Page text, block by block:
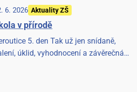
diskotékou.
6. 2026 Aktuality ZŠ
v přírodě
5. den Tak už jen snídaně,
úklid, vyhodnocení a závěrečná